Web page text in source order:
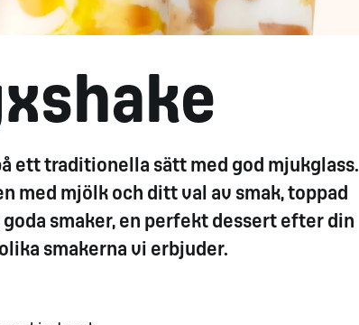
ett traditionella sätt med god mjukglass.
med mjölk och ditt val av smak, toppad
smaker, en perfekt dessert efter din
smakerna vi erbjuder.